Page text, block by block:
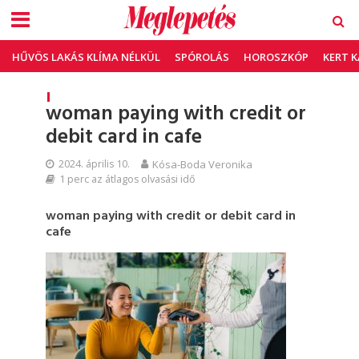
HŰVÖS LAKÁS KLÍMA NÉLKÜL SPÓROLÁS HOROSZKÓP KERT
woman paying with credit or
debit card in cafe
2024. április 10. Kósa-Boda Veronika
1 perc az átlagos olvasási idő
woman paying with credit or debit card in
cafe